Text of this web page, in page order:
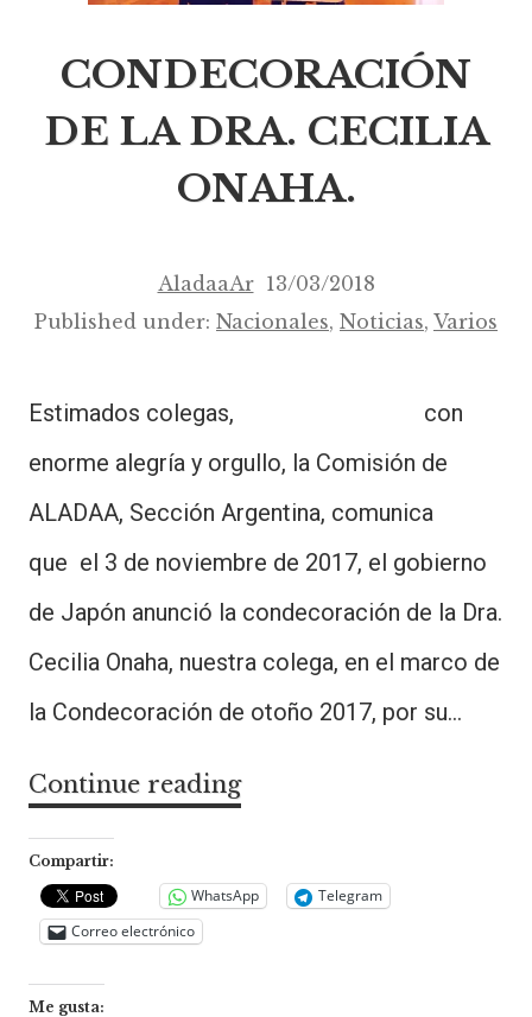
CONDECORACIÓN
DE LA DRA. CECILIA
ONAHA.
AladaaAr 13/03/2018
Published under: Nacionales, Noticias, Varios
Estimados colegas, con
enorme alegría y orgullo, la Comisión de
ALADAA, Sección Argentina, comunica
que el 3 de noviembre de 2017, el gobierno
de Japón anunció la condecoración de la Dra.
Cecilia Onaha, nuestra colega, en el marco de
la Condecoración de otoño 2017, por su…
Continue readingCONDECORACIÓN
DRA.
Compartir:
WhatsApp
Telegram
Correo electrónico
Me gusta: